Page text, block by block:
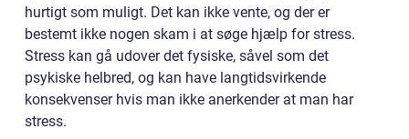
hurtigt som muligt. Det kan ikke vente, og der er
bestemt ikke nogen skam i at søge hjælp for stress.
Stress kan gå udover det fysiske, såvel som det
psykiske helbred, og kan have langtidsvirkende
konsekvenser hvis man ikke anerkender at man har
stress.